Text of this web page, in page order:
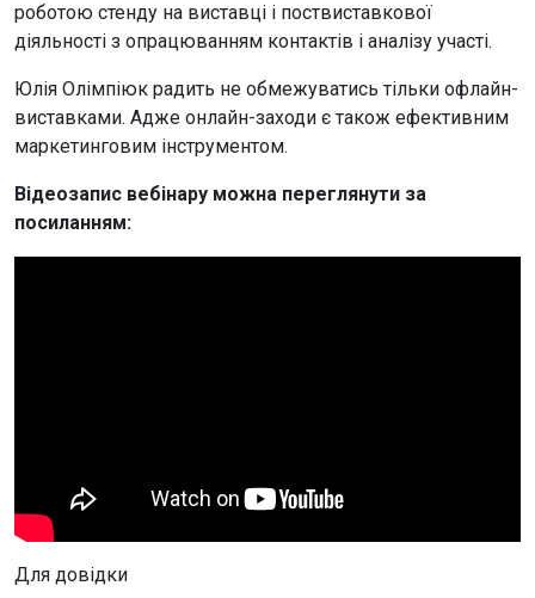
роботою стенду на виставці і поствиставкової
діяльності з опрацюванням контактів і аналізу участі.
Юлія Олімпіюк радить не обмежуватись тільки офлайн-
виставками. Адже онлайн-заходи є також ефективним
маркетинговим інструментом.
Відеозапис вебінару можна переглянути за
посиланням:
Для довідки